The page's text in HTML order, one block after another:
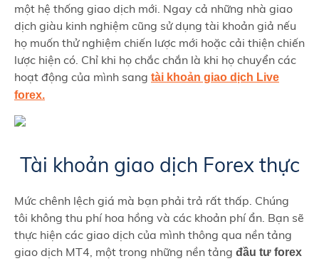
một hệ thống giao dịch mới. Ngay cả những nhà giao
dịch giàu kinh nghiệm cũng sử dụng tài khoản giả nếu
họ muốn thử nghiệm chiến lược mới hoặc cải thiện chiến
lược hiện có. Chỉ khi họ chắc chắn là khi họ chuyển các
hoạt động của mình sang tài khoản giao dịch Live
forex.
Tài khoản giao dịch Forex thực
Mức chênh lệch giá mà bạn phải trả rất thấp. Chúng
tôi không thu phí hoa hồng và các khoản phí ẩn. Bạn sẽ
thực hiện các giao dịch của mình thông qua nền tảng
giao dịch MT4, một trong những nền tảng đầu tư forex